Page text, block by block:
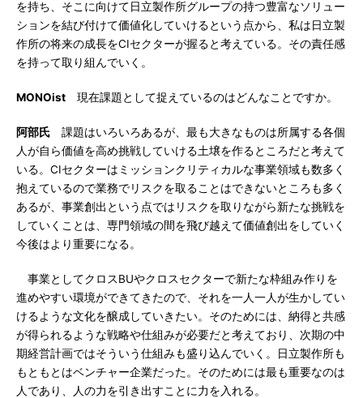
を持ち、そこに向けて日立製作所グループの持つ豊富なソリュー
ションを結び付けて価値化していけるという点から、私は日立製
作所の将来の成長をCIセクターが握ると考えている。その責任感
を持って取り組んでいく。
MONOist 現在課題として捉えているのはどんなことですか。
阿部氏 課題はいろいろあるが、最も大きなものは所属する各個
人が自ら価値を高め挑戦していける土壌を作るところだと考えて
いる。CIセクターはミッションクリティカルな事業領域も数多く
抱えているので業務でリスクを取ることはできないところも多く
あるが、事業創出という点ではリスクを取りながら新たな挑戦を
していくことは、専門領域の間を飛び越えて価値創出をしていく
今後はより重要になる。
事業としてクロスBUやクロスセクターで新たな枠組み作りを
進めやすい環境ができてきたので、それを一人一人が生かしてい
けるような文化を醸成していきたい。そのためには、納得と共感
が得られるような戦略や仕組みが必要だと考えており、次期の中
期経営計画ではそういう仕組みも盛り込んでいく。日立製作所も
もともとはベンチャー企業だった。そのためには最も重要なのは
人であり、人の力を引き出すことに力を入れる。